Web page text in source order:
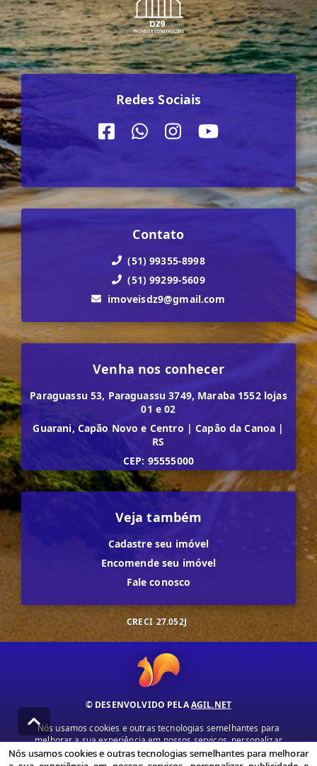
Redes Sociais
Contato
(51) 99355-8998
(51) 99299-5609
imoveisdz9@gmail.com
Venha nos conhecer
Paraguassu 53, Paraguassu 3749, Maraba 1552 lojas
01 e 02
Guarani, Capão Novo e Centro | Capão da Canoa |
RS
CEP: 95555000
Veja também
Cadastre seu imóvel
Encomende seu imóvel
Fale conosco
CRECI 27.052J
© DESENVOLVIDO PELAAGIL.NET
Nós usamos cookies e outras tecnologias semelhantes para
melhorar a sua experiência em nossos serviços, personalizar
publicidade e recomendar conteúdo de seu interesse. Ao utilizar
Nós usamos cookies e outras tecnologias semelhantes para melhorar